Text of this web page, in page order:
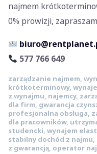
najmem
0% prowizji,
577 766 649
zarządzanie najmem,
krótkoterminowy,
z wynajmu, najemcy,
dla firm, gwarancja
profesjonalna obsługa,
dla pracowników,
studencki, wynajem
stabilny dochód z
z gwarancją, operator